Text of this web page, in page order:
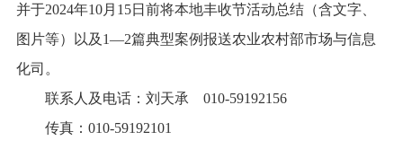
并于2024年10月 15日前将本地丰收节活动总结（含文字、
图片等）以及 1—2篇典型案例报送农业农村部市场与信息
化司。
联系人及电话：刘天承 010-59192156
传真： 010-59192101